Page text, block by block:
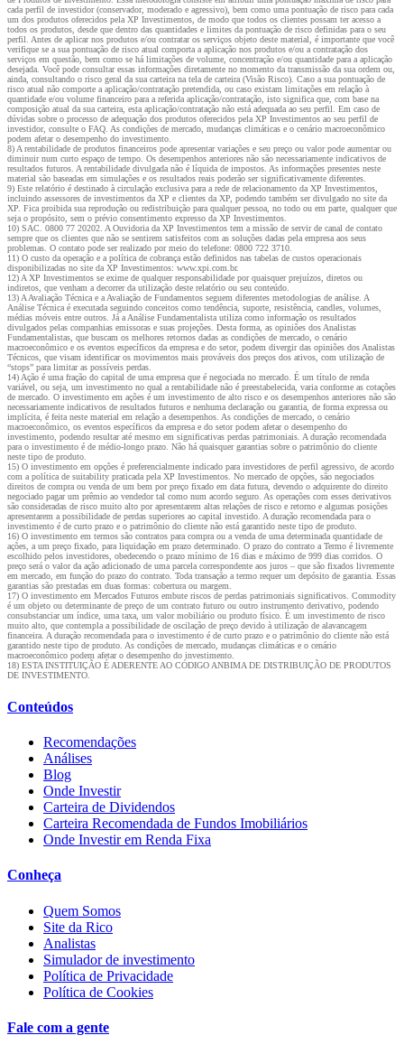
cada perfil de investidor (conservador, moderado e agressivo), bem como uma pontuação de risco para cada
um dos produtos oferecidos pela XP Investimentos, de modo que todos os clientes possam ter acesso a
todos os produtos, desde que dentro das quantidades e limites da pontuação de risco definidas para o seu
perfil. Antes de aplicar nos produtos e/ou contratar os serviços objeto deste material, é importante que você
verifique se a sua pontuação de risco atual comporta a aplicação nos produtos e/ou a contratação dos
serviços em questão, bem como se há limitações de volume, concentração e/ou quantidade para a aplicação
desejada. Você pode consultar essas informações diretamente no momento da transmissão da sua ordem ou,
ainda, consultando o risco geral da sua carteira na tela de carteira (Visão Risco). Caso a sua pontuação de
risco atual não comporte a aplicação/contratação pretendida, ou caso existam limitações em relação à
quantidade e/ou volume financeiro para a referida aplicação/contratação, isto significa que, com base na
composição atual da sua carteira, esta aplicação/contratação não está adequada ao seu perfil. Em caso de
dúvidas sobre o processo de adequação dos produtos oferecidos pela XP Investimentos ao seu perfil de
investidor, consulte o FAQ. As condições de mercado, mudanças climáticas e o cenário macroeconômico
podem afetar o desempenho do investimento.
8) A rentabilidade de produtos financeiros pode apresentar variações e seu preço ou valor pode aumentar ou
diminuir num curto espaço de tempo. Os desempenhos anteriores não são necessariamente indicativos de
resultados futuros. A rentabilidade divulgada não é líquida de impostos. As informações presentes neste
material são baseadas em simulações e os resultados reais poderão ser significativamente diferentes.
9) Este relatório é destinado à circulação exclusiva para a rede de relacionamento da XP Investimentos,
incluindo assessores de investimentos da XP e clientes da XP, podendo também ser divulgado no site da
XP. Fica proibida sua reprodução ou redistribuição para qualquer pessoa, no todo ou em parte, qualquer que
seja o propósito, sem o prévio consentimento expresso da XP Investimentos.
10) SAC. 0800 77 20202. A Ouvidoria da XP Investimentos tem a missão de servir de canal de contato
sempre que os clientes que não se sentirem satisfeitos com as soluções dadas pela empresa aos seus
problemas. O contato pode ser realizado por meio do telefone: 0800 722 3710.
11) O custo da operação e a política de cobrança estão definidos nas tabelas de custos operacionais
disponibilizadas no site da XP Investimentos: www.xpi.com.br.
12) A XP Investimentos se exime de qualquer responsabilidade por quaisquer prejuízos, diretos ou
indiretos, que venham a decorrer da utilização deste relatório ou seu conteúdo.
13) A Avaliação Técnica e a Avaliação de Fundamentos seguem diferentes metodologias de análise. A
Análise Técnica é executada seguindo conceitos como tendência, suporte, resistência, candles, volumes,
médias móveis entre outros. Já a Análise Fundamentalista utiliza como informação os resultados
divulgados pelas companhias emissoras e suas projeções. Desta forma, as opiniões dos Analistas
Fundamentalistas, que buscam os melhores retornos dadas as condições de mercado, o cenário
macroeconômico e os eventos específicos da empresa e do setor, podem divergir das opiniões dos Analistas
Técnicos, que visam identificar os movimentos mais prováveis dos preços dos ativos, com utilização de
“stops” para limitar as possíveis perdas.
14) Ação é uma fração do capital de uma empresa que é negociada no mercado. É um título de renda
variável, ou seja, um investimento no qual a rentabilidade não é preestabelecida, varia conforme as cotações
de mercado. O investimento em ações é um investimento de alto risco e os desempenhos anteriores não são
necessariamente indicativos de resultados futuros e nenhuma declaração ou garantia, de forma expressa ou
implícita, é feita neste material em relação a desempenhos. As condições de mercado, o cenário
macroeconômico, os eventos específicos da empresa e do setor podem afetar o desempenho do
investimento, podendo resultar até mesmo em significativas perdas patrimoniais. A duração recomendada
para o investimento é de médio-longo prazo. Não há quaisquer garantias sobre o patrimônio do cliente
neste tipo de produto.
15) O investimento em opções é preferencialmente indicado para investidores de perfil agressivo, de acordo
com a política de suitability praticada pela XP Investimentos. No mercado de opções, são negociados
direitos de compra ou venda de um bem por preço fixado em data futura, devendo o adquirente do direito
negociado pagar um prêmio ao vendedor tal como num acordo seguro. As operações com esses derivativos
são consideradas de risco muito alto por apresentarem altas relações de risco e retorno e algumas posições
apresentarem a possibilidade de perdas superiores ao capital investido. A duração recomendada para o
investimento é de curto prazo e o patrimônio do cliente não está garantido neste tipo de produto.
16) O investimento em termos são contratos para compra ou a venda de uma determinada quantidade de
ações, a um preço fixado, para liquidação em prazo determinado. O prazo do contrato a Termo é livremente
escolhido pelos investidores, obedecendo o prazo mínimo de 16 dias e máximo de 999 dias corridos. O
preço será o valor da ação adicionado de uma parcela correspondente aos juros – que são fixados livremente
em mercado, em função do prazo do contrato. Toda transação a termo requer um depósito de garantia. Essas
garantias são prestadas em duas formas: cobertura ou margem.
17) O investimento em Mercados Futuros embute riscos de perdas patrimoniais significativos. Commodity
é um objeto ou determinante de preço de um contrato futuro ou outro instrumento derivativo, podendo
consubstanciar um índice, uma taxa, um valor mobiliário ou produto físico. É um investimento de risco
muito alto, que contempla a possibilidade de oscilação de preço devido à utilização de alavancagem
financeira. A duração recomendada para o investimento é de curto prazo e o patrimônio do cliente não está
garantido neste tipo de produto. As condições de mercado, mudanças climáticas e o cenário
macroeconômico podem afetar o desempenho do investimento.
18) ESTA INSTITUIÇÃO É ADERENTE AO CÓDIGO ANBIMA DE DISTRIBUIÇÃO DE PRODUTOS
DE INVESTIMENTO.
Conteúdos
Recomendações
Análises
Blog
Onde Investir
Carteira de Dividendos
Carteira Recomendada de Fundos Imobiliários
Onde Investir em Renda Fixa
Conheça
Quem Somos
Site da Rico
Analistas
Simulador de investimento
Política de Privacidade
Política de Cookies
Fale com a gente